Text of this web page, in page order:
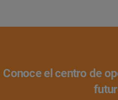
Conoce el centro de